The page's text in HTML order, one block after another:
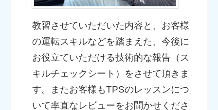
教習させていただいた内容と、お客様
の運転スキルなどを踏まえた、今後に
お役立ていただける技術的な報告（ス
キルチェックシート）をさせて頂きま
す。またお客様もTPSのレッスンにつ
いて率直なレビューをお聞かせくださ